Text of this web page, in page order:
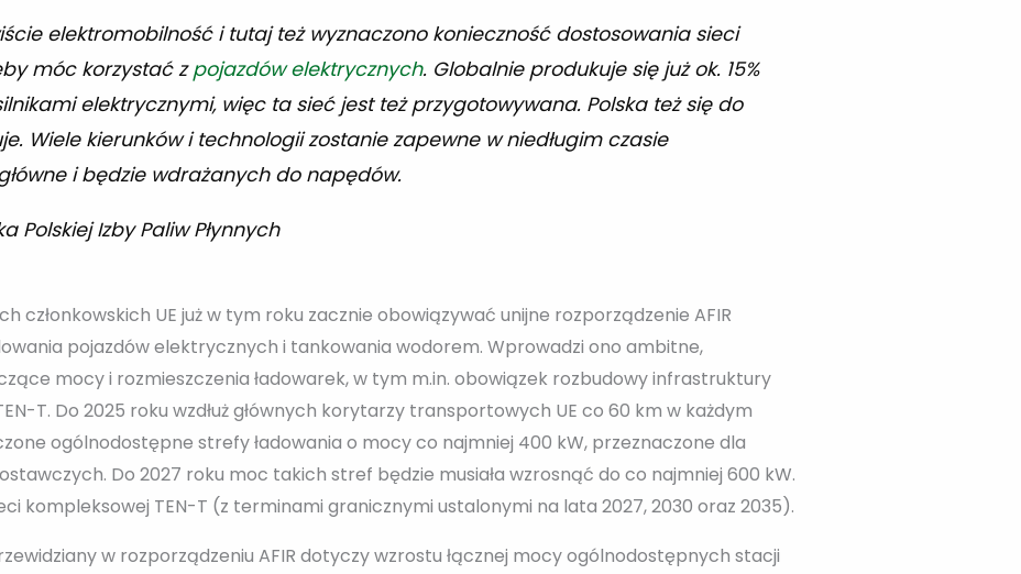
elektromobilność i tutaj też wyznaczono konieczność dostosowania sieci
móc korzystać zpojazdów elektrycznych. Globalnie produkuje się już ok. 15%
elektrycznymi, więc ta sieć jest też przygotowywana. Polska też się do
Wiele kierunków i technologii zostanie zapewne w niedługim czasie
i będzie wdrażanych do napędów.
Polskiej Izby Paliw Płynnych
członkowskich UE już w tym roku zacznie obowiązywać unijne rozporządzenie AFIR
pojazdów elektrycznych i tankowania wodorem. Wprowadzi ono ambitne,
mocy i rozmieszczenia ładowarek, w tym m.in. obowiązek rozbudowy infrastruktury
T. Do 2025 roku wzdłuż głównych korytarzy transportowych UE co 60 km w każdym
ogólnodostępne strefy ładowania o mocy co najmniej 400 kW, przeznaczone dla
Do 2027 roku moc takich stref będzie musiała wzrosnąć do co najmniej 600 kW.
kompleksowej TEN-T (z terminami granicznymi ustalonymi na lata 2027, 2030 oraz 2035).
w rozporządzeniu AFIR dotyczy wzrostu łącznej mocy ogólnodostępnych stacji